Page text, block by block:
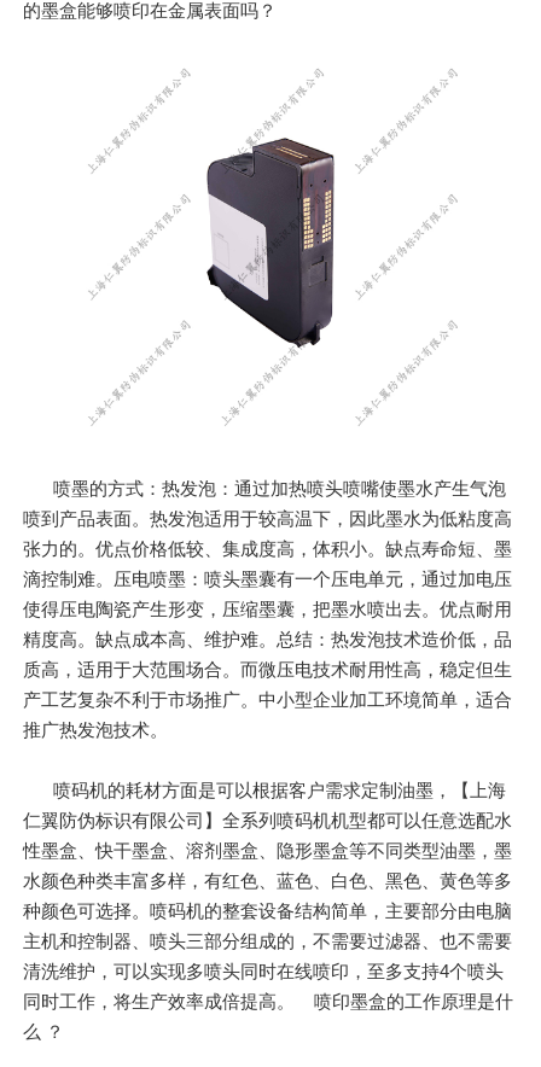
的墨盒能够喷印在金属表面吗？
喷墨的方式：热发泡：通过加热喷头喷嘴使墨水产生气泡
喷到产品表面。热发泡适用于较高温下，因此墨水为低粘度高
张力的。优点价格低较、集成度高，体积小。缺点寿命短、墨
滴控制难。压电喷墨：喷头墨囊有一个压电单元，通过加电压
使得压电陶瓷产生形变，压缩墨囊，把墨水喷出去。优点耐用
精度高。缺点成本高、维护难。总结：热发泡技术造价低，品
质高，适用于大范围场合。而微压电技术耐用性高，稳定但生
产工艺复杂不利于市场推广。中小型企业加工环境简单，适合
推广热发泡技术。
喷码机的耗材方面是可以根据客户需求定制油墨，【上海
仁翼防伪标识有限公司】全系列喷码机机型都可以任意选配水
性墨盒、快干墨盒、溶剂墨盒、隐形墨盒等不同类型油墨，墨
水颜色种类丰富多样，有红色、蓝色、白色、黑色、黄色等多
种颜色可选择。喷码机的整套设备结构简单，主要部分由电脑
主机和控制器、喷头三部分组成的，不需要过滤器、也不需要
清洗维护，可以实现多喷头同时在线喷印，至多支持4个喷头
同时工作，将生产效率成倍提高。 喷印墨盒的工作原理是什
么 ？